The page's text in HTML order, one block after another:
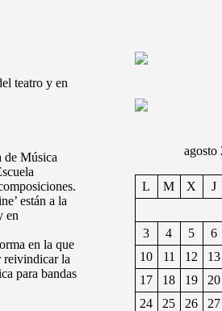
teatro y en
de Música
están a la
en
en la que
reivindicar la
para bandas
agosto
L M X J
3
4 5 6
10
11 12 13
17
18 19 20
24
25 26 27